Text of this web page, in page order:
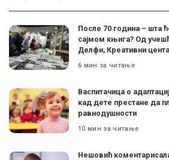
После 70 година – шта
сајмом књига? Од
Делфи, Креативни
6 мин за читање
Васпитачица о
кад дете престане да
равнодушности
10 мин за читање
Нешовић